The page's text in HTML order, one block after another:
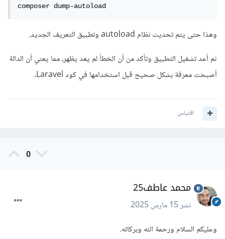
composer dump-autoload
وهذا حتى يتم تحديث نظام autoload وتطبيق التعريف الجديد.
ثم أعد تشغيل التطبيق وتأكد من أن الخطأ لم يعد يظهر، مما يعني أن الدالة
أصبحت معرفة بشكل صحيح قبل استخدامها في كود Laravel.
اقتباس
0
محمد عاطف25
نشر15 مارس 2025
وعليكم السلام ورحمة الله وبركاته.